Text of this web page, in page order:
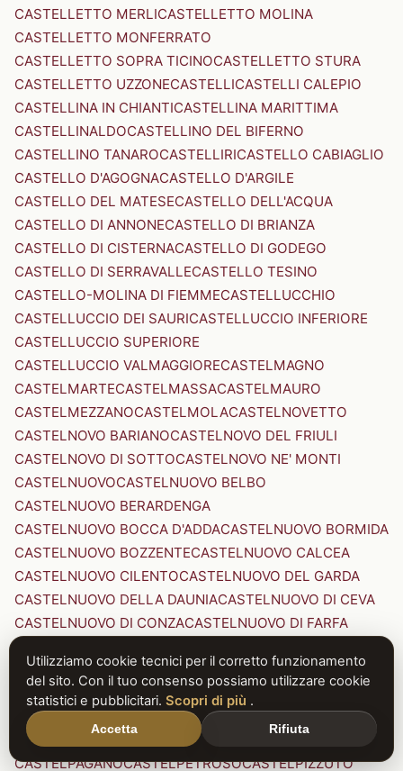
CASTELLETTO MERLICASTELLETTO MOLINA
CASTELLETTO MONFERRATO
CASTELLETTO SOPRA TICINOCASTELLETTO STURA
CASTELLETTO UZZONECASTELLICASTELLI CALEPIO
CASTELLINA IN CHIANTICASTELLINA MARITTIMA
CASTELLINALDOCASTELLINO DEL BIFERNO
CASTELLINO TANAROCASTELLIRICASTELLO CABIAGLIO
CASTELLO D'AGOGNACASTELLO D'ARGILE
CASTELLO DEL MATESECASTELLO DELL'ACQUA
CASTELLO DI ANNONECASTELLO DI BRIANZA
CASTELLO DI CISTERNACASTELLO DI GODEGO
CASTELLO DI SERRAVALLECASTELLO TESINO
CASTELLO-MOLINA DI FIEMMECASTELLUCCHIO
CASTELLUCCIO DEI SAURICASTELLUCCIO INFERIORE
CASTELLUCCIO SUPERIORE
CASTELLUCCIO VALMAGGIORECASTELMAGNO
CASTELMARTECASTELMASSACASTELMAURO
CASTELMEZZANOCASTELMOLACASTELNOVETTO
CASTELNOVO BARIANOCASTELNOVO DEL FRIULI
CASTELNOVO DI SOTTOCASTELNOVO NE' MONTI
CASTELNUOVOCASTELNUOVO BELBO
CASTELNUOVO BERARDENGA
CASTELNUOVO BOCCA D'ADDACASTELNUOVO BORMIDA
CASTELNUOVO BOZZENTECASTELNUOVO CALCEA
CASTELNUOVO CILENTOCASTELNUOVO DEL GARDA
CASTELNUOVO DELLA DAUNIACASTELNUOVO DI CEVA
CASTELNUOVO DI CONZACASTELNUOVO DI FARFA
CASTELNUOVO DI PORTO CASTELNUOVO DON BOSCO
CASTELNUOVO MAGRACASTELNUOVO NIGRA
CASTELNUOVO PARANOCASTELNUOVO RANGONE
CASTELNUOVO SCRIVIA
CASTELNUOVO VAL DI CECINA
CASTELPAGANOCASTELPETROSOCASTELPIZZUTO
Utilizziamo cookie tecnici per il corretto funzionamento
del sito. Con il tuo consenso possiamo utilizzare cookie
statistici e pubblicitari. Scopri di più .
Accetta Rifiuta